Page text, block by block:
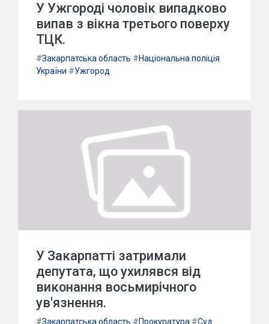
У Ужгороді чоловік випадково
випав з вікна третього поверху
ТЦК.
#Закарпатська область #Національна поліція
України #Ужгород
У Закарпатті затримали
депутата, що ухилявся від
виконання восьмирічного
ув'язнення.
#Закарпатська область #Прокуратура #Суд